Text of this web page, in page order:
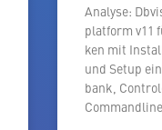
Analyse:
plat­form v11
ken mit
und Setup
bank,
Commandline